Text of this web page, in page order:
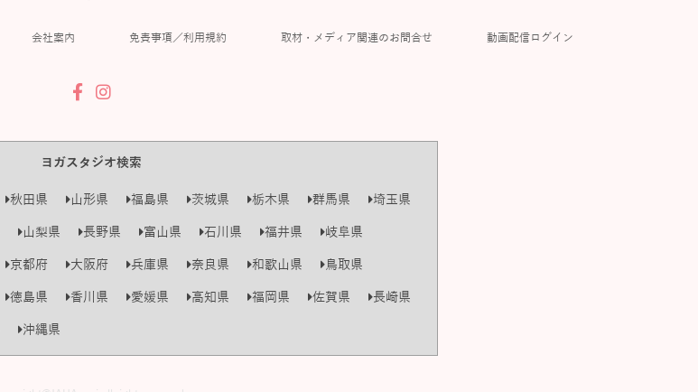
会社案内 免責事項／利用規約 取材・メディア関連のお問合せ 動画配信ログイン
ヨガスタジオ検索
秋田県 山形県 福島県 茨城県 栃木県 群馬県
埼玉県
山梨県 長野県 富山県 石川県 福井県
岐阜県
京都府 大阪府 兵庫県 奈良県 和歌山県
鳥取県
徳島県 香川県 愛媛県 高知県 福岡県 佐賀県
長崎県
沖縄県